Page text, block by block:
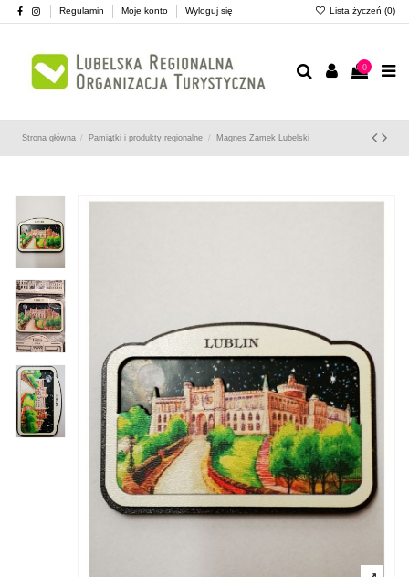
Regulamin Moje konto Wyloguj się Lista życzeń (0)
0
Strona główna Pamiątki i produkty regionalne Magnes Zamek Lubelski